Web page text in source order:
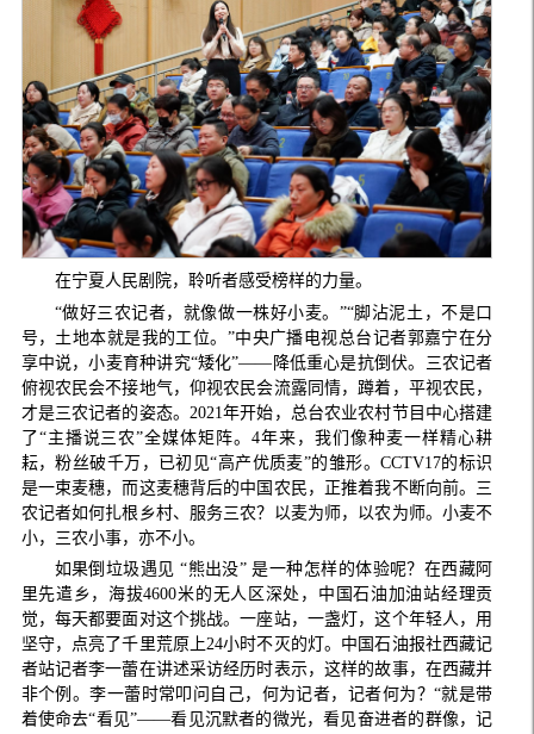
在宁夏人民剧院，聆听者感受榜样的力量。
“做好三农记者，就像做一株好小麦。”“脚沾泥土，不是口
号，土地本就是我的工位。”中央广播电视总台记者郭嘉宁在分
享中说，小麦育种讲究“矮化”——降低重心是抗倒伏。三农记者
俯视农民会不接地气，仰视农民会流露同情，蹲着，平视农民，
才是三农记者的姿态。2021年开始，总台农业农村节目中心搭建
了“主播说三农”全媒体矩阵。4年来，我们像种麦一样精心耕
耘，粉丝破千万，已初见“高产优质麦”的雏形。CCTV17的标识
是一束麦穗，而这麦穗背后的中国农民，正推着我不断向前。三
农记者如何扎根乡村、服务三农？以麦为师，以农为师。小麦不
小，三农小事，亦不小。
如果倒垃圾遇见 “熊出没” 是一种怎样的体验呢？在西藏阿
里先遣乡，海拔4600米的无人区深处，中国石油加油站经理贡
觉，每天都要面对这个挑战。一座站，一盏灯，这个年轻人，用
坚守，点亮了千里荒原上24小时不灭的灯。中国石油报社西藏记
者站记者李一蕾在讲述采访经历时表示，这样的故事，在西藏并
非个例。李一蕾时常叩问自己，何为记者，记者何为？“就是带
着使命去“看见”——看见沉默者的微光，看见奋进者的群像，记